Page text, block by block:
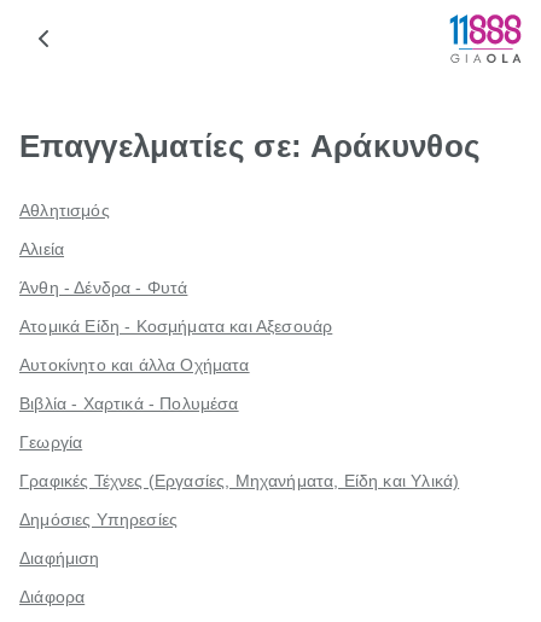
Επαγγελματίες σε: Αράκυνθος
Αθλητισμός
Αλιεία
Άνθη - Δένδρα - Φυτά
Ατομικά Είδη - Κοσμήματα και Αξεσουάρ
Αυτοκίνητο και άλλα Οχήματα
Βιβλία - Χαρτικά - Πολυμέσα
Γεωργία
Γραφικές Τέχνες (Εργασίες, Μηχανήματα, Είδη και Υλικά)
Δημόσιες Υπηρεσίες
Διαφήμιση
Διάφορα